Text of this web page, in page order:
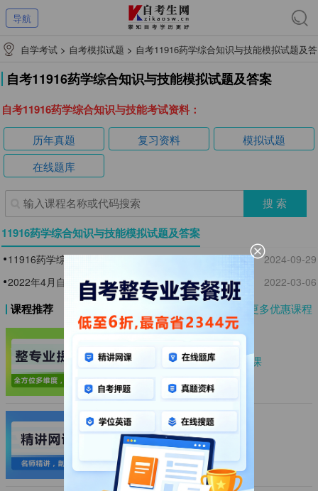
导航
自学考试 > 自考模拟试题 > 自考11916药学综合知识与技能模拟试题及答
案自考11916药学综合知识与技能模拟试题及答案
自考11916药学综合知识与技能考试资料：
历年真题 复习资料
模拟试题
在线题库
11916药学综合知识与技能模拟试题及答案
11916药学综合知识与技能自考模拟试题及答案
2024-09-29
2022年4月自考11916药学综合知识与技能模拟试题及
答案1
2022-03-06
更多优惠课程
课程推荐
整专业套餐
全专业资料、题库、学位、网课
最高直省2344元
超值精品网课 剖析考点
上千+科次精品网课
买网课送题库